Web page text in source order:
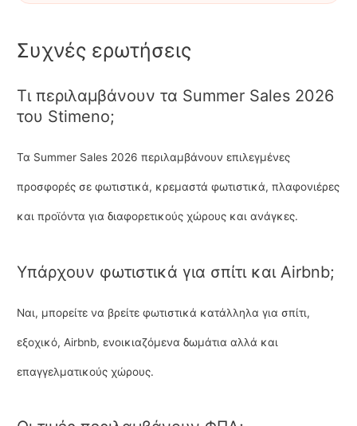
Συχνές ερωτήσεις
Τι περιλαμβάνουν τα Summer Sales 2026
του Stimeno;
Τα Summer Sales 2026 περιλαμβάνουν επιλεγμένες
προσφορές σε φωτιστικά, κρεμαστά φωτιστικά, πλαφονιέρες
και προϊόντα για διαφορετικούς χώρους και ανάγκες.
Υπάρχουν φωτιστικά για σπίτι και Airbnb;
Ναι, μπορείτε να βρείτε φωτιστικά κατάλληλα για σπίτι,
εξοχικό, Airbnb, ενοικιαζόμενα δωμάτια αλλά και
επαγγελματικούς χώρους.